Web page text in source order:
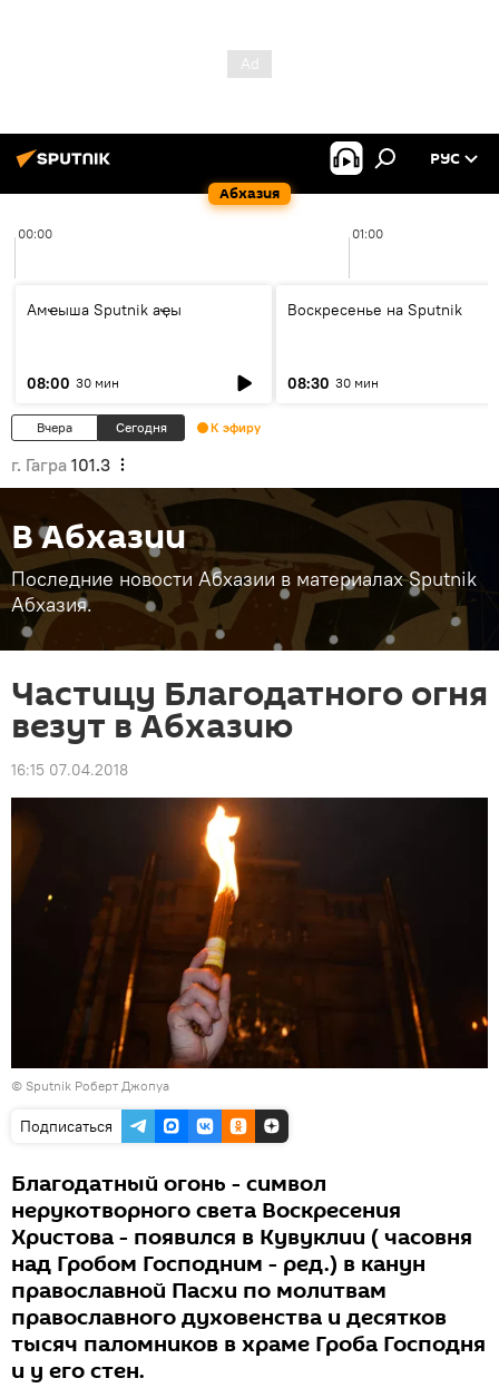
Абхазия
РУС
00:00 01:00
Амҽыша Sputnik аҿы
08:00 30 мин
Воскресенье на Sputnik
08:30 30 мин
Вчера Сегодня К эфиру
г. Гагра 101.3
В Абхазии
Последние новости Абхазии в материалах Sputnik
Абхазия.
Частицу Благодатного огня
везут в Абхазию
16:15 07.04.2018
© Sputnik Роберт Джопуа
Подписаться
Благодатный огонь - символ
нерукотворного света Воскресения
Христова - появился в Кувуклии ( часовня
над Гробом Господним - ред.) в канун
православной Пасхи по молитвам
православного духовенства и десятков
тысяч паломников в храме Гроба Господня
и у его стен.